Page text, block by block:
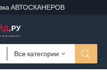
АВТОСКАНЕРОВ
.РУ
автосервиса
Все категории